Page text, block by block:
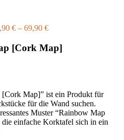
€ – 69,90 €
[Cork Map]
Map]” ist ein Produkt für
für die Wand suchen.
Muster “Rainbow Map
einfache Korktafel sich in ein